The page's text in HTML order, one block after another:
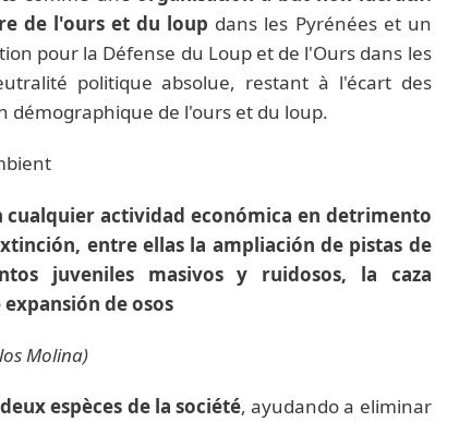
de l'ours et du loup dans les Pyrénées et un
pour la Défense du Loup et de l'Ours dans les
politique absolue, restant à l'écart des
démographique de l'ours et du loup.
actividad económica en detrimento
entre ellas la ampliación de pistas de
juveniles masivos y ruidosos, la caza
de osos
Molina)
espèces de la société, ayudando a eliminar